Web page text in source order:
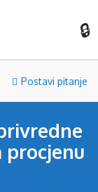
Postavi pitanje
procjenu